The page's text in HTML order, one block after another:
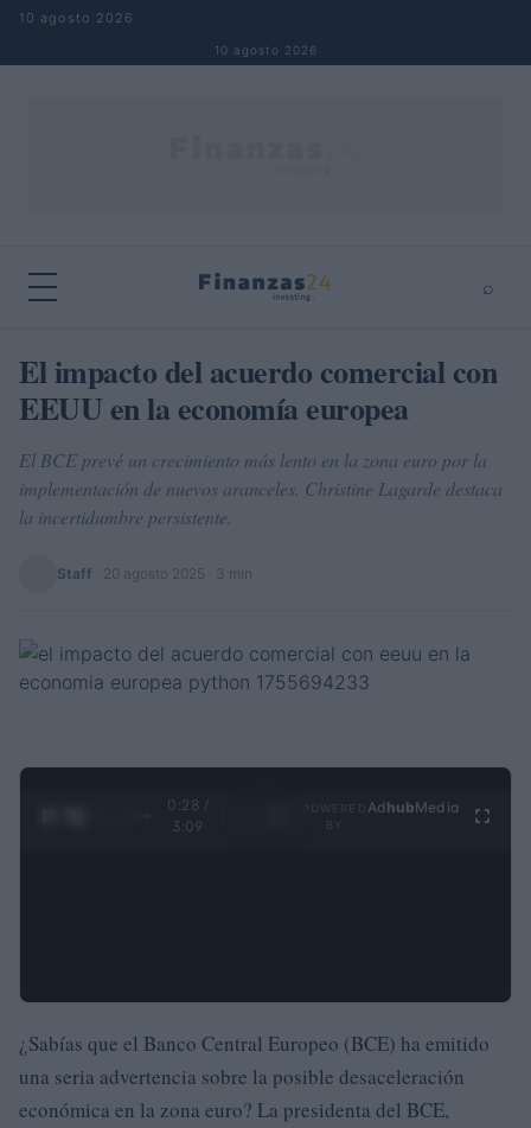
Saltar al contenido
10 agosto 2026
10 agosto 2026
⌕
Buscar ⌕ ×
El impacto del acuerdo comercial con
EEUU en la economía europea
El BCE prevé un crecimiento más lento en la zona euro por la
implementación de nuevos aranceles. Christine Lagarde destaca
la incertidumbre persistente.
Staff 20 agosto 2025 · 3 min
0:28 /
3:09
Ad hubMedia
¿Sabías que el Banco Central Europeo (BCE) ha emitido
una seria advertencia sobre la posible desaceleración
económica en la zona euro? La presidenta del BCE,